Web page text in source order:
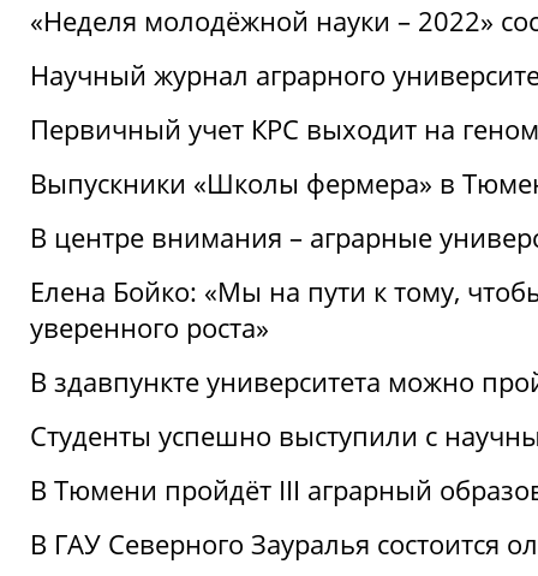
«Неделя молодёжной науки – 2022»
Научный журнал аграрного
Первичный учет КРС выходит на
Выпускники «Школы фермера» в
В центре внимания – аграрные
Елена Бойко: «Мы на пути к тому,
уверенного роста»
В здавпункте университета можно
Студенты успешно выступили с
В Тюмени пройдёт III аграрный
В ГАУ Северного Зауралья состоится